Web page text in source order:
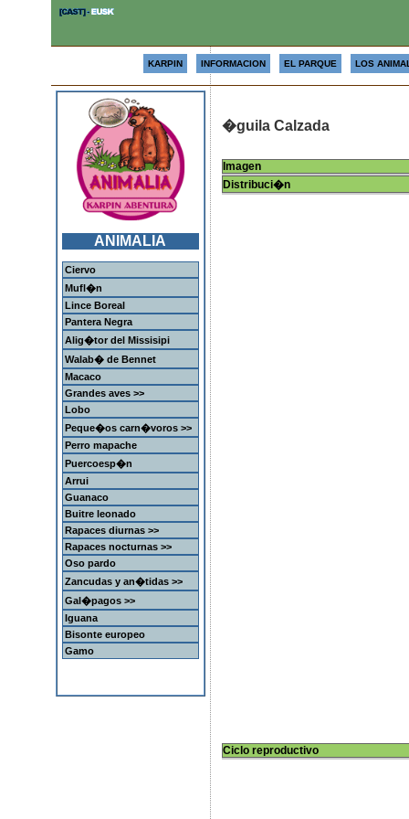
KARPIN INFORMACION EL PARQUE LOS
ANIMALIA
Ciervo
Mufl�n
Lince Boreal
Pantera Negra
Alig�tor del Missisipi
Walab� de Bennet
Macaco
Grandes aves >>
Lobo
Peque�os carn�voros >>
Perro mapache
Puercoesp�n
Arrui
Guanaco
Buitre leonado
Rapaces diurnas >>
Rapaces nocturnas >>
Oso pardo
Zancudas y an�tidas >>
Gal�pagos >>
Iguana
Bisonte europeo
Gamo
�guila Calzada
Imagen
Distribuci�n
Ciclo reproductivo